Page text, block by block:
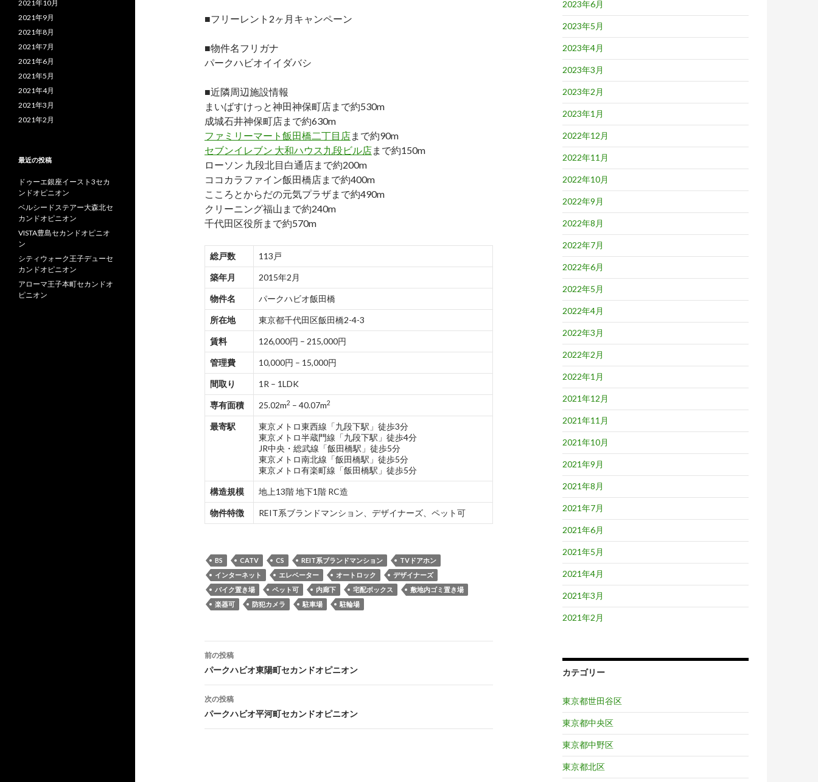
■フリーレント2ヶ月キャンペーン
■物件名フリガナ
パークハビオイイダバシ
■近隣周辺施設情報
まいばすけっと神田神保町店まで約530m
成城石井神保町店まで約630m
ファミリーマート飯田橋二丁目店まで約90m
セブンイレブン 大和ハウス九段ビル店まで約150m
ローソン 九段北目白通店まで約200m
ココカラファイン飯田橋店まで約400m
こころとからだの元気プラザまで約490m
クリーニング福山まで約240m
千代田区役所まで約570m
総戸数 113戸
築年月 2015年2月
物件名 パークハビオ飯田橋
所在地 東京都千代田区飯田橋2-4-3
賃料 126,000円 – 215,000円
管理費 10,000円 – 15,000円
間取り 1R – 1LDK
専有面積 25.02m2 – 40.07m2
最寄駅
東京メトロ東西線「九段下駅」徒歩3分
東京メトロ半蔵門線「九段下駅」徒歩4分
JR中央・総武線「飯田橋駅」徒歩5分
東京メトロ南北線「飯田橋駅」徒歩5分
東京メトロ有楽町線「飯田橋駅」徒歩5分
構造規模 地上13階 地下1階 RC造
物件特徴 REIT系ブランドマンション、デザイナーズ、ペット可
BS CATV CS REIT系ブランドマンション
TVドアホン
インターネット
エレベーター オートロック
デザイナーズ
バイク置き場
ペット可 内廊下 宅配ボックス
敷地内ゴミ置き場
楽器可
防犯カメラ 駐車場 駐輪場
投
稿
ナ
ビ
ゲ
前の投稿
パークハビオ東陽町セカンドオピニオン
次の投稿
パークハビオ平河町セカンドオピニオン
2023年6月
2023年5月
2023年4月
2023年3月
2023年2月
2023年1月
2022年12月
2022年11月
2022年10月
2022年9月
2022年8月
2022年7月
2022年6月
2022年5月
2022年4月
2022年3月
2022年2月
2022年1月
2021年12月
2021年11月
2021年10月
2021年9月
2021年8月
2021年7月
2021年6月
2021年5月
2021年4月
2021年3月
2021年2月
カテゴリー
東京都世田谷区
東京都中央区
東京都中野区
東京都北区
2021年10月
2021年9月
2021年8月
2021年7月
2021年6月
2021年5月
2021年4月
2021年3月
2021年2月
最近の投稿
ドゥーエ銀座イースト3セカ
ンドオピニオン
ベルシードステアー大森北セ
カンドオピニオン
VISTA豊島セカンドオピニオ
ン
シティウォーク王子デューセ
カンドオピニオン
アローマ王子本町セカンドオ
ピニオン